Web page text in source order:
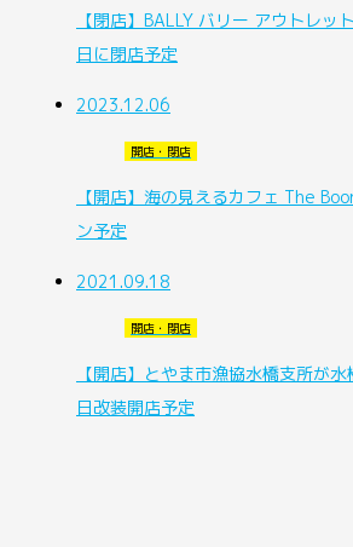
【閉店】BALLY バリー アウトレッ
日に閉店予定
2023.12.06
開店・閉店
【開店】海の見えるカフェ The
ン予定
2021.09.18
開店・閉店
【開店】とやま市漁協水橋支所が
日改装開店予定